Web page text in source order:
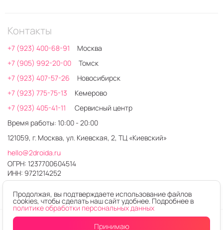
Контакты
+7 (923) 400-68-91
Москва
+7 (905) 992-20-00
Томск
+7 (923) 407-57-26
Новосибирск
+7 (923) 775-75-13
Кемерово
+7 (923) 405-41-11
Сервисный центр
Время работы: 10:00 - 20:00
121059, г. Москва, ул. Киевская, 2, ТЦ «Киевский»
hello@2droida.ru
ОГРН: 1237700604514
ИНН: 9721214252
© 2026. Любое использование контента без письменного
Продолжая, вы подтверждаете использование файлов
cookies, чтобы сделать наш сайт удобнее. Подробнее в
политике обработки персональных данных
Принимаю